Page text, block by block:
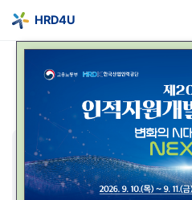
HRD4U
기업직업훈련
지원시스템
(능력개발전담주치의)